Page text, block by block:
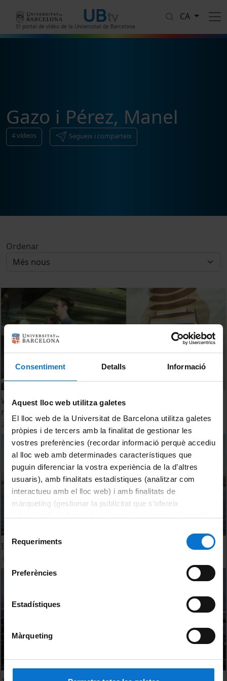
Consentiment Detalls Informació
Aquest lloc web utilitza galetes
El lloc web de la Universitat de Barcelona utilitza galetes
pròpies i de tercers amb la finalitat de gestionar les
vostres preferències (recordar informació perquè accediu
al lloc web amb determinades característiques que
puguin diferenciar la vostra experiència de la d’altres
usuaris), amb finalitats estadístiques (analitzar com
interactueu amb el lloc web) i amb finalitats de
màrqueting (gestionar la publicitat que s’ofereix
consultar laPolítica de galetes del lloc web de la
Requeriments
Preferències
Estadístiques
Màrqueting
El portal de vídeo de la Universitat de Barcelona
CA
Gazo i Pérez, Manel
4vídeos Segueix i comparteix
Ordenar
WMMC 2019: Together for science and conservation of
marine mammals
2 març, 2020
I Congreso Mundial de Mamíferos Marinos